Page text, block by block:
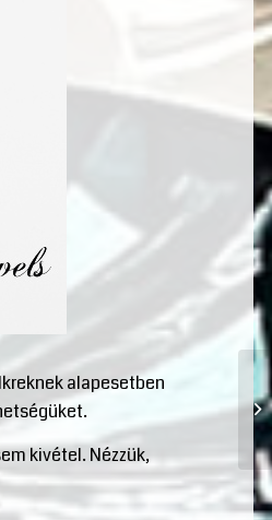
alapesetben
kivétel. Nézzük,